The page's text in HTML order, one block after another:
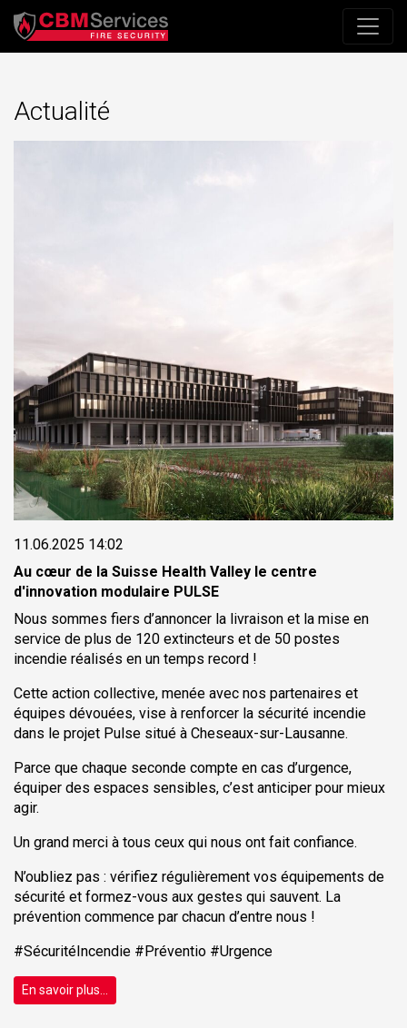
Actualité
11.06.2025 14:02
Au cœur de la Suisse Health Valley le centre
d'innovation modulaire PULSE
Nous sommes fiers d’annoncer la livraison et la mise en
service de plus de 120 extincteurs et de 50 postes
incendie réalisés en un temps record !
Cette action collective, menée avec nos partenaires et
équipes dévouées, vise à renforcer la sécurité incendie
dans le projet Pulse situé à Cheseaux-sur-Lausanne.
Parce que chaque seconde compte en cas d’urgence,
équiper des espaces sensibles, c’est anticiper pour mieux
agir.
Un grand merci à tous ceux qui nous ont fait confiance.
N’oubliez pas : vérifiez régulièrement vos équipements de
sécurité et formez-vous aux gestes qui sauvent. La
prévention commence par chacun d’entre nous !
#SécuritéIncendie #Préventio #Urgence
En savoir plus...